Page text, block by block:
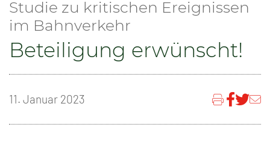
Studie zu kritischen Ereignissen
im Bahnverkehr
Beteiligung erwünscht!
11. Januar 2023